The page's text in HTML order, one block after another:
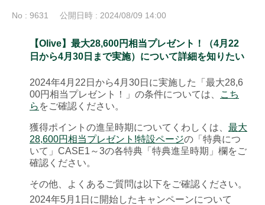
No : 9631 公開日時 : 2024/08/09 14:00
【Olive】最大28,600円相当プレゼント！（4月22
日から4月30日まで実施）について詳細を知りたい
2024年4月22日から4月30日に実施した「最大28,6
00円相当プレゼント！」の条件については、
こち
ら をご確認ください。
獲得ポイントの進呈時期についてくわしくは、 最大
28,600円相当プレゼント!特設ページの「特典につ
いて」CASE1～3の各特典「特典進呈時期」欄をご
確認ください。
その他、よくあるご質問は以下をご確認ください。
2024年5月1日に開始したキャンペーンについて